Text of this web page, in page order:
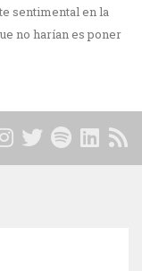
sentimental en la
no harían es poner